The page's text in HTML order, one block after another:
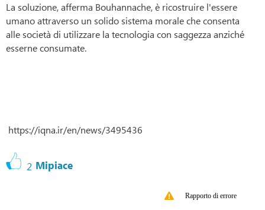
La soluzione, afferma Bouhannache, è ricostruire l'essere
umano attraverso un solido sistema morale che consenta
alle società di utilizzare la tecnologia con saggezza anziché
esserne consumate.
https://iqna.ir/en/news/3495436
2 Mipiace
Rapporto di errore